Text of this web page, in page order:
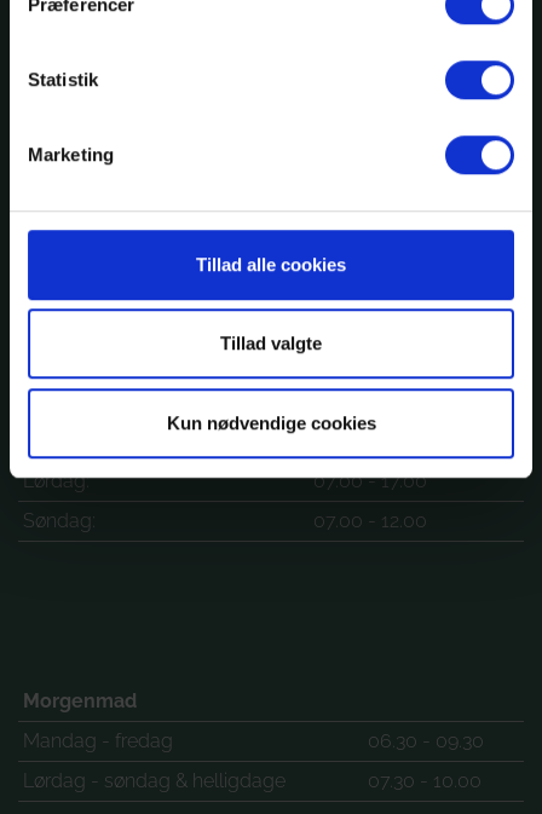
Statistik
Marketing
Tillad alle cookies
Tillad valgte
Kun nødvendige cookies
E-mail:dalgas@hoteldalgas.dk
Mandag - lørdag:
11.30 - 21.00
Åben efter aftale
Mandag - onsdag:
Lørdag:
07.00 - 17.00
Søndag:
07.00 - 12.00
Morgenmad
Mandag - fredag
06.30 - 09.30
Lørdag - søndag & helligdage
07.30 - 10.00